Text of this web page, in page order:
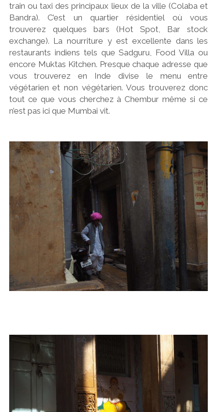
train ou taxi des principaux lieux de la ville (Colaba et
Bandra). C’est un quartier résidentiel où vous
trouverez quelques bars (Hot Spot, Bar stock
exchange). La nourriture y est excellente dans les
restaurants indiens tels que Sadguru, Food Villa ou
encore Muktas Kitchen. Presque chaque adresse que
vous trouverez en Inde divise le menu entre
végétarien et non végétarien. Vous trouverez donc
tout ce que vous cherchez à Chembur même si ce
n’est pas ici que Mumbai vit.